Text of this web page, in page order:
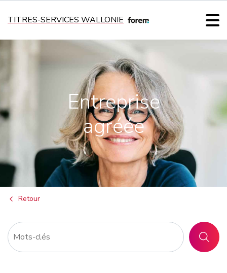
TITRES-SERVICES WALLONIE
Entreprise
agréée
Retour